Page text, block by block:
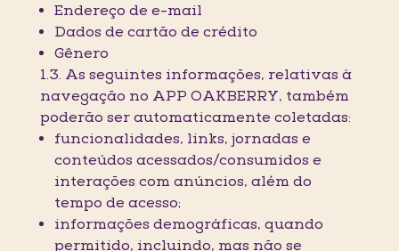
Endereço de e-mail
Dados de cartão de crédito
Gênero
1.3. As seguintes informações, relativas à
navegação no APP OAKBERRY, também
poderão ser automaticamente coletadas:
funcionalidades, links, jornadas e
conteúdos acessados/consumidos e
interações com anúncios, além do
tempo de acesso;
informações demográficas, quando
permitido, incluindo, mas não se